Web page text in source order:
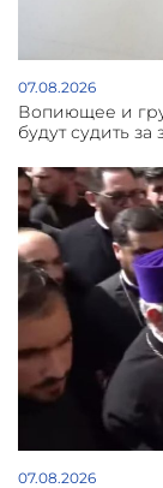
07.08.2026
Вопиющее и
будут судить
07.08.2026